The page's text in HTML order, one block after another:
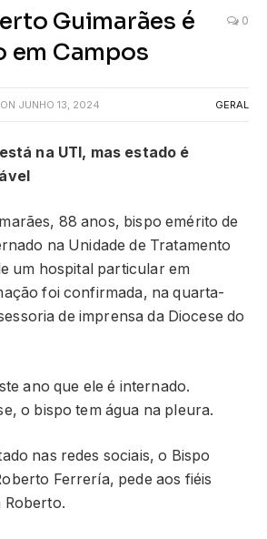
Guimarães é
em Campos
0
ON JUNHO 13, 2024 GERAL
na UTI, mas estado é
88 anos, bispo emérito de
na Unidade de Tratamento
um hospital particular em
foi confirmada, na quarta-
de imprensa da Diocese do
ano que ele é internado.
o bispo tem água na pleura.
nas redes sociais, o Bispo
Ferrería, pede aos fiéis